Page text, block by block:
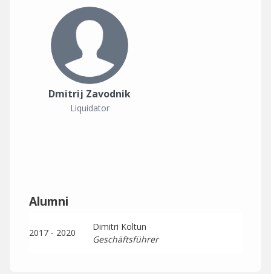
Dmitrij Zavodnik
Liquidator
Alumni
2017 - 2020
Dimitri Koltun
Geschäftsführer